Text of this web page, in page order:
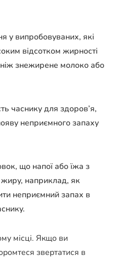
у випробовуваних, які
відсотком жирності
знежирене молоко або
часнику для здоров’я,
неприємного запаху
що напої або їжа з
наприклад, як
неприємний запах в
місці. Якщо ви
звертатися в